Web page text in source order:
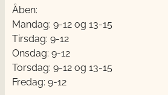
Åben:
Mandag: 9-12 og 13-15
Tirsdag: 9-12
Onsdag: 9-12
Torsdag: 9-12 og 13-15
Fredag: 9-12